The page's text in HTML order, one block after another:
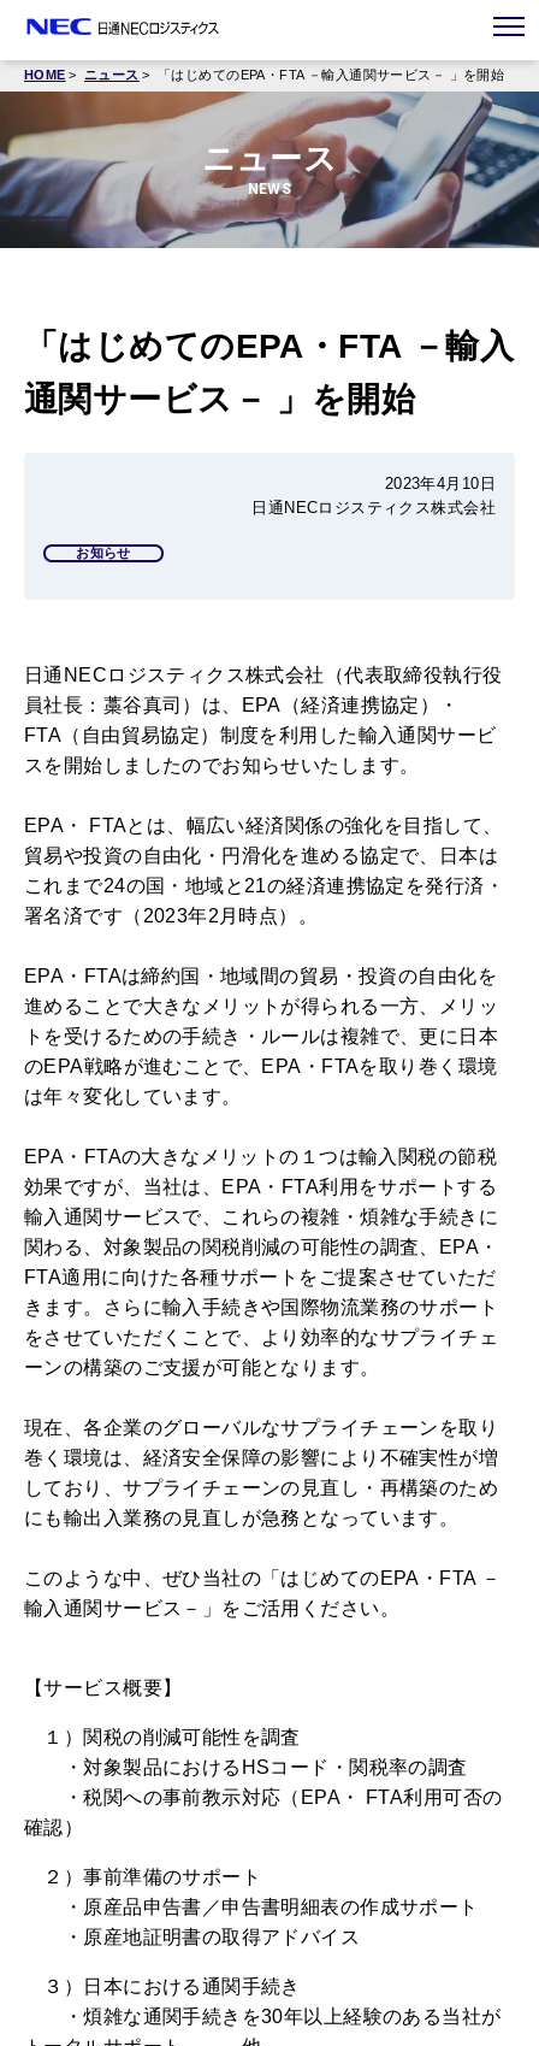
HOME ニュース 「はじめてのEPA・FTA －輸入通関サービス－ 」を開始
ニュース
NEWS
「はじめてのEPA・FTA －輸入
通関サービス－ 」を開始
お知らせ
2023年4月10日
日通NECロジスティクス株式会社
日通 NEC ロジスティクス株式会社
（代表取締役執行役
員社長：藁谷真司）は、
EPA （経済連携協定）・
FTA （自由貿易協定）制度を利用した輸入通関サービ
スを開始しましたのでお知らせいたします。
EPA ・ FTAとは、幅広い経済関係の強化を目指して、
貿易や投資の自由化・円滑化を進める協定で、日本は
これまで24の国・地域と 21の経済連携協定を発行済・
署名済です（ 2023年2 月時点）。
EPA ・FTAは締約国・地域間の貿易・投資の自由化を
進めることで大きなメリットが得られる一方、メリッ
トを受けるための手続き・ルールは複雑で、更に日本
のEPA戦略が進むことで、EPA・FTAを取り巻く環境
は年々変化しています。
EPA・FTAの大きなメリットの１つは輸入関税の節税
効果ですが、当社は、EPA・FTA利用をサポートする
輸入通関サービスで、これらの複雑・煩雑な手続きに
関わる、対象製品の関税削減の可能性の調査、EPA・
FTA適用に向けた各種サポートをご提案させていただ
きます。さらに輸入手続きや国際物流業務のサポート
をさせていただくことで、より効率的なサプライチェ
ーンの構築のご支援が可能となります。
現在、各企業のグローバルなサプライチェーンを取り
巻く環境は、経済安全保障の影響により不確実性が増
しており、サプライチェーンの見直し・再構築のため
にも輸出入業務の見直しが急務となっています。
このような中、ぜひ当社の「はじめてのEPA・FTA －
輸入通関サービス－」
をご活用ください。
【サービス概要】
１）関税の削減可能性を調査
・対象製品における HSコード・関税率の調査
・税関への事前教示対応（ EPA ・ FTA利用可否の
確認）
２）事前準備のサポート
・原産品申告書／申告書明細表の作成サポート
・原産地証明書の取得アドバイス
３）日本における通関手続き
・煩雑な通関手続きを30年以上経験のある当社が